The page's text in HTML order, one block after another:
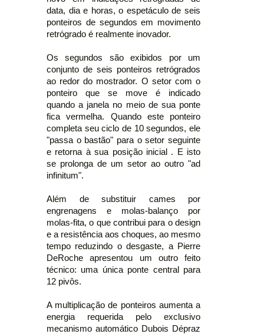
data, dia e horas, o espetáculo de seis
ponteiros de segundos em movimento
retrógrado é realmente inovador.
Os segundos são exibidos por um
conjunto de seis ponteiros retrógrados
ao redor do mostrador. O setor com o
ponteiro que se move é indicado
quando a janela no meio de sua ponte
fica vermelha. Quando este ponteiro
completa seu ciclo de 10 segundos, ele
"passa o bastão" para o setor seguinte
e retorna à sua posição inicial . E isto
se prolonga de um setor ao outro "ad
infinitum".
Além de substituir cames por
engrenagens e molas-balanço por
molas-fita, o que contribui para o design
e a resistência aos choques, ao mesmo
tempo reduzindo o desgaste, a Pierre
DeRoche apresentou um outro feito
técnico: uma única ponte central para
12 pivôs.
A multiplicação de ponteiros aumenta a
energia requerida pelo exclusivo
mecanismo automático Dubois Dépraz